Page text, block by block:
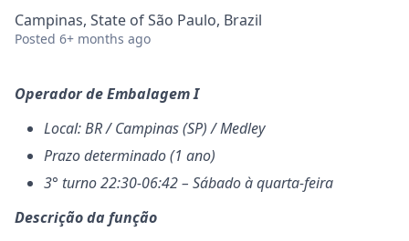
Campinas, State of São Paulo, Brazil
Posted 6+ months ago
Operador de Embalagem I
Local:BR / Campinas (SP) / Medley
Prazo determinado (1 ano)
3° turno 22:30-06:42 – Sábado à quarta-feira
Descrição da função